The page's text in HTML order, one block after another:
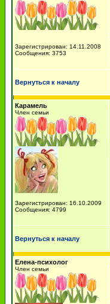
Зарегистрирован: 14.11.2008
Сообщения: 3753
Вернуться к началу
Карамель
Член семьи
Зарегистрирован: 16.10.2009
Сообщения: 4799
Вернуться к началу
Елена-психолог
Член семьи